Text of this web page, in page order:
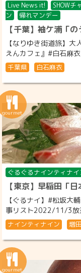
Live News it! SHOWチ
ン
帰れマンデー
【千葉】袖ケ浦「の
【なりゆき街道旅】
えんカフェ』#白石麻
千葉県 白石麻衣
ぐるぐるナインティナイ
【東京】早稲田「
【ぐるナイ】#松坂大
事リスト2022/11/3放
ナインティナイン 増